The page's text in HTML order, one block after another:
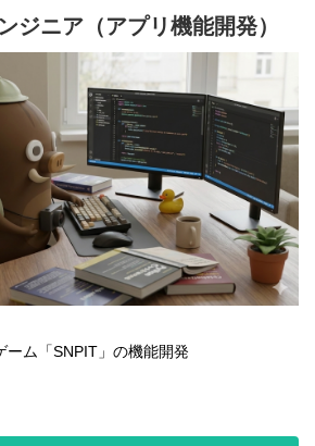
設計・開発・運用
構築・改善
る新機能の企画・実装
ュリティ・可用性の最適化
ジニア（アプリ機能開発）
ム「SNPIT」の機能開発
と新機能の実装を一貫して担当いただく